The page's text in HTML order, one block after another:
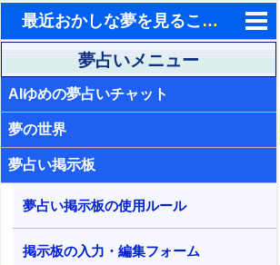
最近おかしな夢を見ることが多いです。（ID:194）- 夢占い掲示板
東洋・西洋占星術
ホラリー占星術
手相占いで未来診断
タロットカードで無料占い
命名の姓名判断
飛星派風水で住宅開運
夢占いメニュー
AIゆめの夢占いチャット
夢の世界
夢占い掲示板
夢占い掲示板の使用ルール
掲示板の入力・編集フォーム